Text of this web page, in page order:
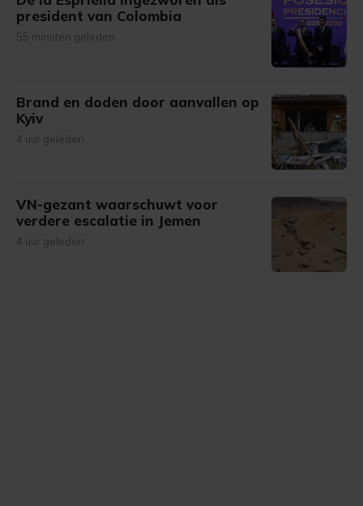
president van Colombia
55 minuten geleden
Brand en doden door aanvallen op
Kyiv
4 uur geleden
VN-gezant waarschuwt voor
verdere escalatie in Jemen
4 uur geleden